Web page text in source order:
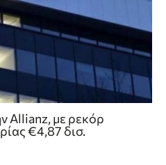
Allianz, με ρεκόρ
€4,87 δισ.